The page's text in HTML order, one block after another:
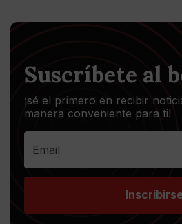
Suscríbete al
¡sé el primero en recibir
manera conveniente para ti!